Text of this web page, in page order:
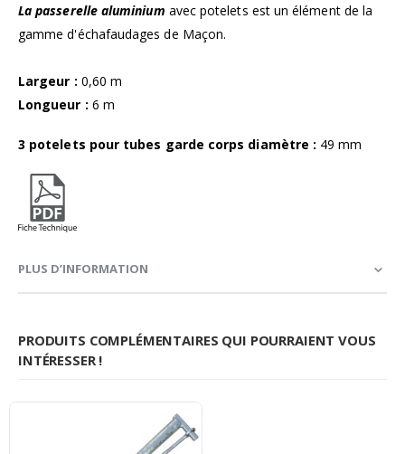
La passerelle aluminium avec potelets est un élément de la
gamme d'échafaudages de Maçon.
Largeur : 0,60 m
Longueur : 6 m
3 potelets pour tubes garde corps diamètre : 49 mm
PLUS D’INFORMATION
PRODUITS COMPLÉMENTAIRES QUI POURRAIENT VOUS
INTÉRESSER !